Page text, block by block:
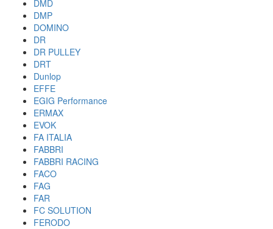
DMD
DMP
DOMINO
DR
DR PULLEY
DRT
Dunlop
EFFE
EGIG Performance
ERMAX
EVOK
FA ITALIA
FABBRI
FABBRI RACING
FACO
FAG
FAR
FC SOLUTION
FERODO